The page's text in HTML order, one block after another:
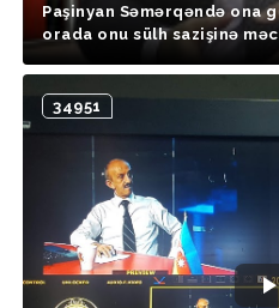
Paşinyan Səmərqəndə ona
orada onu sülh sazişinə
34951